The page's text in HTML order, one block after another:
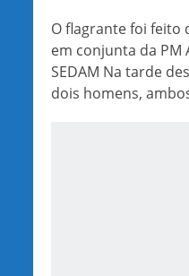
O flagrante foi feito
em conjunta da PM
SEDAM Na tarde
dois homens,